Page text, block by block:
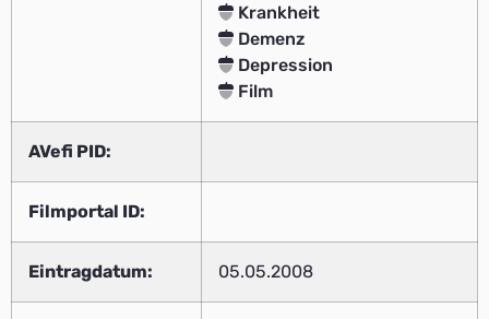
Krankheit
Demenz
Depression
Film
AVefi PID:
Filmportal ID:
Eintragdatum: 05.05.2008